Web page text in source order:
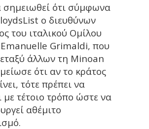
σημειωθεί ότι σύμφωνα
ο διευθύνων
του ιταλικού Ομίλου
Grimaldi, που
άλλων τη Minoan
ότι αν το κράτος
τότε πρέπει να
με τέτοιο τρόπο ώστε να
αθέμιτο